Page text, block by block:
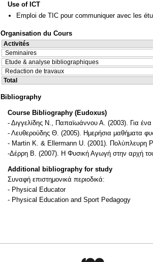
Use of ICT
Emploi de TIC pour communiquer avec les
Organisation du Cours
Activités
Seminaires
Etude & analyse bibliographiques
Redaction de travaux
Total
Bibliography
Course Bibliography (Eudoxus)
- Διγγελίδης Ν., Παπαϊωάννου Α. (2003). Για
- Λευθερούδης Θ. (2005). Ημερήσια μαθήματα
- Martin K. & Ellermann U. (2001). Πολύπλευρη
-Δέρρη Β. (2007). Η Φυσική Αγωγή στην αρχή
Additional bibliography for study
Συναφή επιστημονικά περιοδικά:
- Physical Educator
- Physical Education and Sport Pedagogy